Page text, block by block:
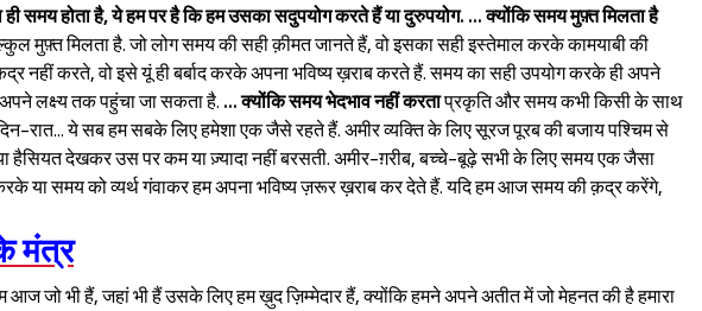
समय होता है, ये हम पर है कि हम उसका सदुपयोग करते हैं या दुरुपयोग. ... क्योंकि समय मुफ़्त मिलता है
मुफ़्त मिलता है. जो लोग समय की सही क़ीमत जानते हैं, वो इसका सही इस्तेमाल करके कामयाबी की
नहीं करते, वो इसे यूं ही बर्बाद करके अपना भविष्य ख़राब करते हैं. समय का सही उपयोग करके ही अपने
लक्ष्य तक पहुंचा जा सकता है. ... क्योंकि समय भेदभाव नहीं करताप्रकृति और समय कभी किसी के साथ
रात... ये सब हम सबके लिए हमेशा एक जैसे रहते हैं. अमीर व्यक्ति के लिए सूरज पूरब की बजाय पश्‍चिम से
हैसियत देखकर उस पर कम या ज़्यादा नहीं बरसती. अमीर-ग़रीब, बच्चे-बूढ़े सभी के लिए समय एक जैसा
या समय को व्यर्थ गंवाकर हम अपना भविष्य ज़रूर ख़राब कर देते हैं. यदि हम आज समय की क़द्र करेंगे,
मंत्र
आज जो भी हैं, जहां भी हैं उसके लिए हम ख़ुद ज़िम्मेदार हैं, क्योंकि हमने अपने अतीत में जो मेहनत की है हमारा